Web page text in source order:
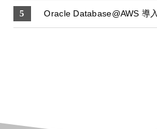
Oracle Database@AWS 導